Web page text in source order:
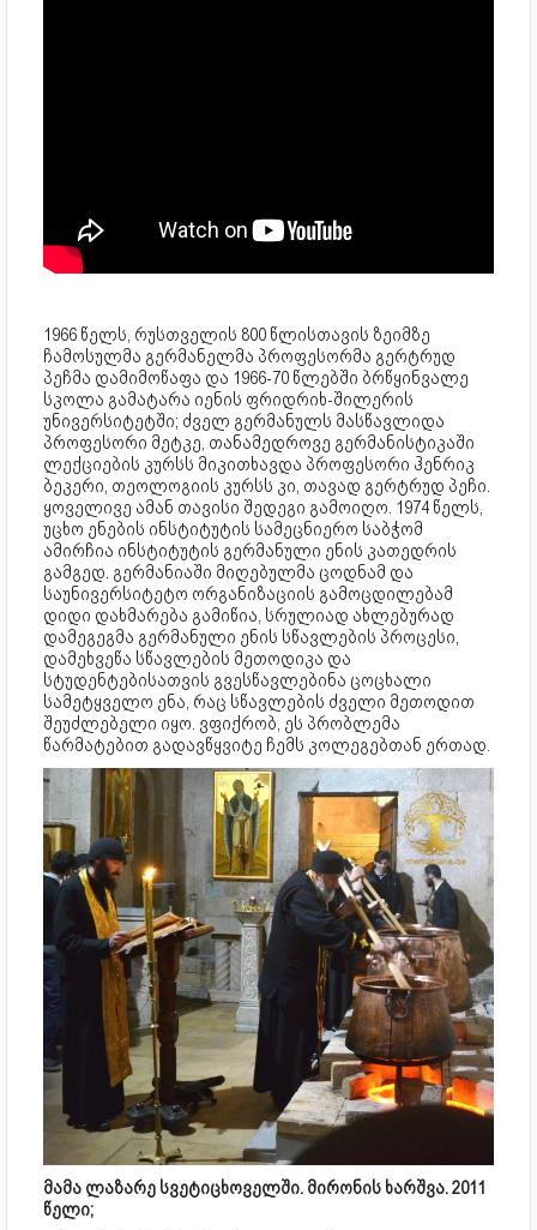
1966 წელს, რუსთველის 800 წლისთავის ზეიმზე
ჩამოსულმა გერმანელმა პროფესორმა გერტრუდ
პეჩმა დამიმოწაფა და 1966-70 წლებში ბრწყინვალე
სკოლა გამატარა იენის ფრიდრიხ-შილერის
უნივერსიტეტში; ძველ გერმანულს მასწავლიდა
პროფესორი მეტკე, თანამედროვე გერმანისტიკაში
ლექციების კურსს მიკითხავდა პროფესორი ჰენრიკ
ბეკერი, თეოლოგიის კურსს კი, თავად გერტრუდ პეჩი.
ყოველივე ამან თავისი შედეგი გამოიღო. 1974 წელს,
უცხო ენების ინსტიტუტის სამეცნიერო საბჭომ
ამირჩია ინსტიტუტის გერმანული ენის კათედრის
გამგედ. გერმანიაში მიღებულმა ცოდნამ და
საუნივერსიტეტო ორგანიზაციის გამოცდილებამ
დიდი დახმარება გამიწია, სრულიად ახლებურად
დამეგეგმა გერმანული ენის სწავლების პროცესი,
დამეხვეწა სწავლების მეთოდიკა და
სტუდენტებისათვის გვესწავლებინა ცოცხალი
სამეტყველო ენა, რაც სწავლების ძველი მეთოდით
შეუძლებელი იყო. ვფიქრობ, ეს პრობლემა
წარმატებით გადავწყვიტე ჩემს კოლეგებთან ერთად.
მამა ლაზარე სვეტიცხოველში. მირონის ხარშვა. 2011
წელი;